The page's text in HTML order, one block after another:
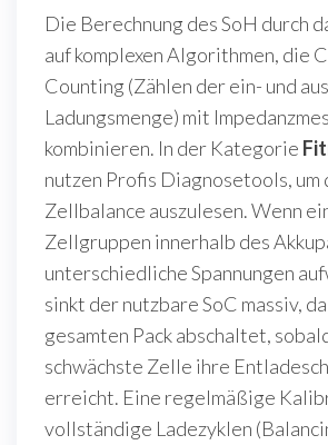
Die Berechnung des SoH durch
auf komplexen Algorithmen, die
Counting (Zählen der ein- und
Ladungsmenge) mit
kombinieren. In der Kategorie
nutzen Profis Diagnosetools, um
Zellbalance auszulesen. Wenn
Zellgruppen innerhalb des
unterschiedliche Spannungen
sinkt der nutzbare SoC massiv,
gesamten Pack abschaltet,
schwächste Zelle ihre
erreicht. Eine regelmäßige
vollständige Ladezyklen